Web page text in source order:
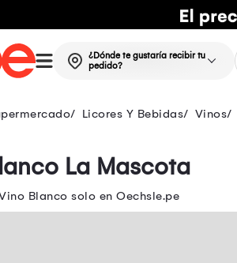
¿Dónde te gustaría recibir tu
pedido?
Licores Y Bebidas Vinos
La Mascota
Blanco solo en Oechsle.pe